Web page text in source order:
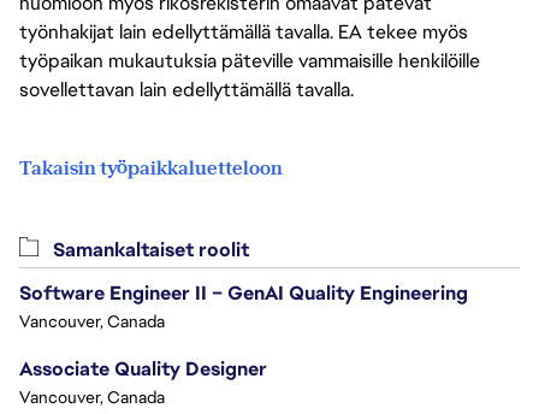
työnhakijat lain edellyttämällä tavalla. EA tekee myös
työpaikan mukautuksia päteville vammaisille henkilöille
sovellettavan lain edellyttämällä tavalla.
Takaisin työpaikkaluetteloon
Samankaltaiset roolit
Software Engineer II – GenAI Quality Engineering
Vancouver, Canada
Associate Quality Designer
Vancouver, Canada